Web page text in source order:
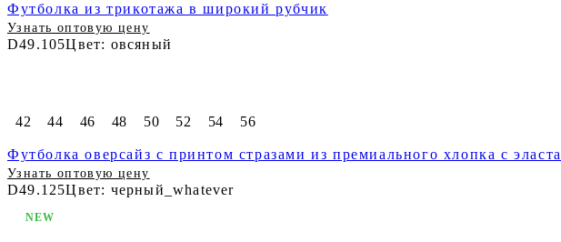
Футболка из трикотажа в широкий рубчик
Узнать оптовую цену
D49.105Цвет: овсяный
42 44 46 48 50 52 54 56
Футболка оверсайз с принтом стразами из премиального хлопка с
Узнать оптовую цену
D49.125Цвет: черный_whatever
NEW